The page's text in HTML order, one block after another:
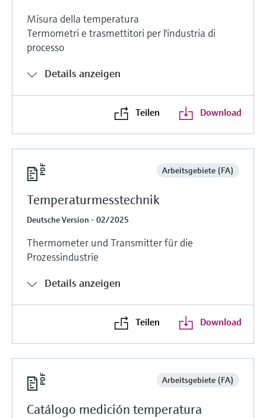
Misura della temperatura
Termometri e trasmettitori per l'industria di
processo
Details anzeigen
Teilen Download
Arbeitsgebiete (FA)
Temperaturmesstechnik
Deutsche Version - 02/2025
Thermometer und Transmitter für die
Prozessindustrie
Details anzeigen
Teilen Download
Arbeitsgebiete (FA)
Catálogo medición temperatura